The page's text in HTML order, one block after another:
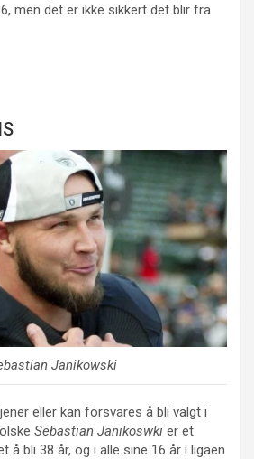
men det er ikke sikkert det blir fra
Janikowski
eller kan forsvares å bli valgt i
Sebastian Janikoswki er et
å bli 38 år, og i alle sine 16 år i ligaen